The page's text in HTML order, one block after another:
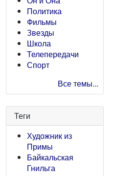
Политика
Фильмы
Звезды
Школа
Телепередачи
Спорт
Все темы...
Теги
Художник из
Примы
Байкальская
Гнильга